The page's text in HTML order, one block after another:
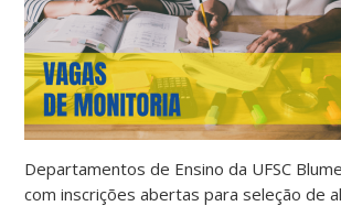
Departamentos de Ensino da UFSC
com inscrições abertas para seleção de